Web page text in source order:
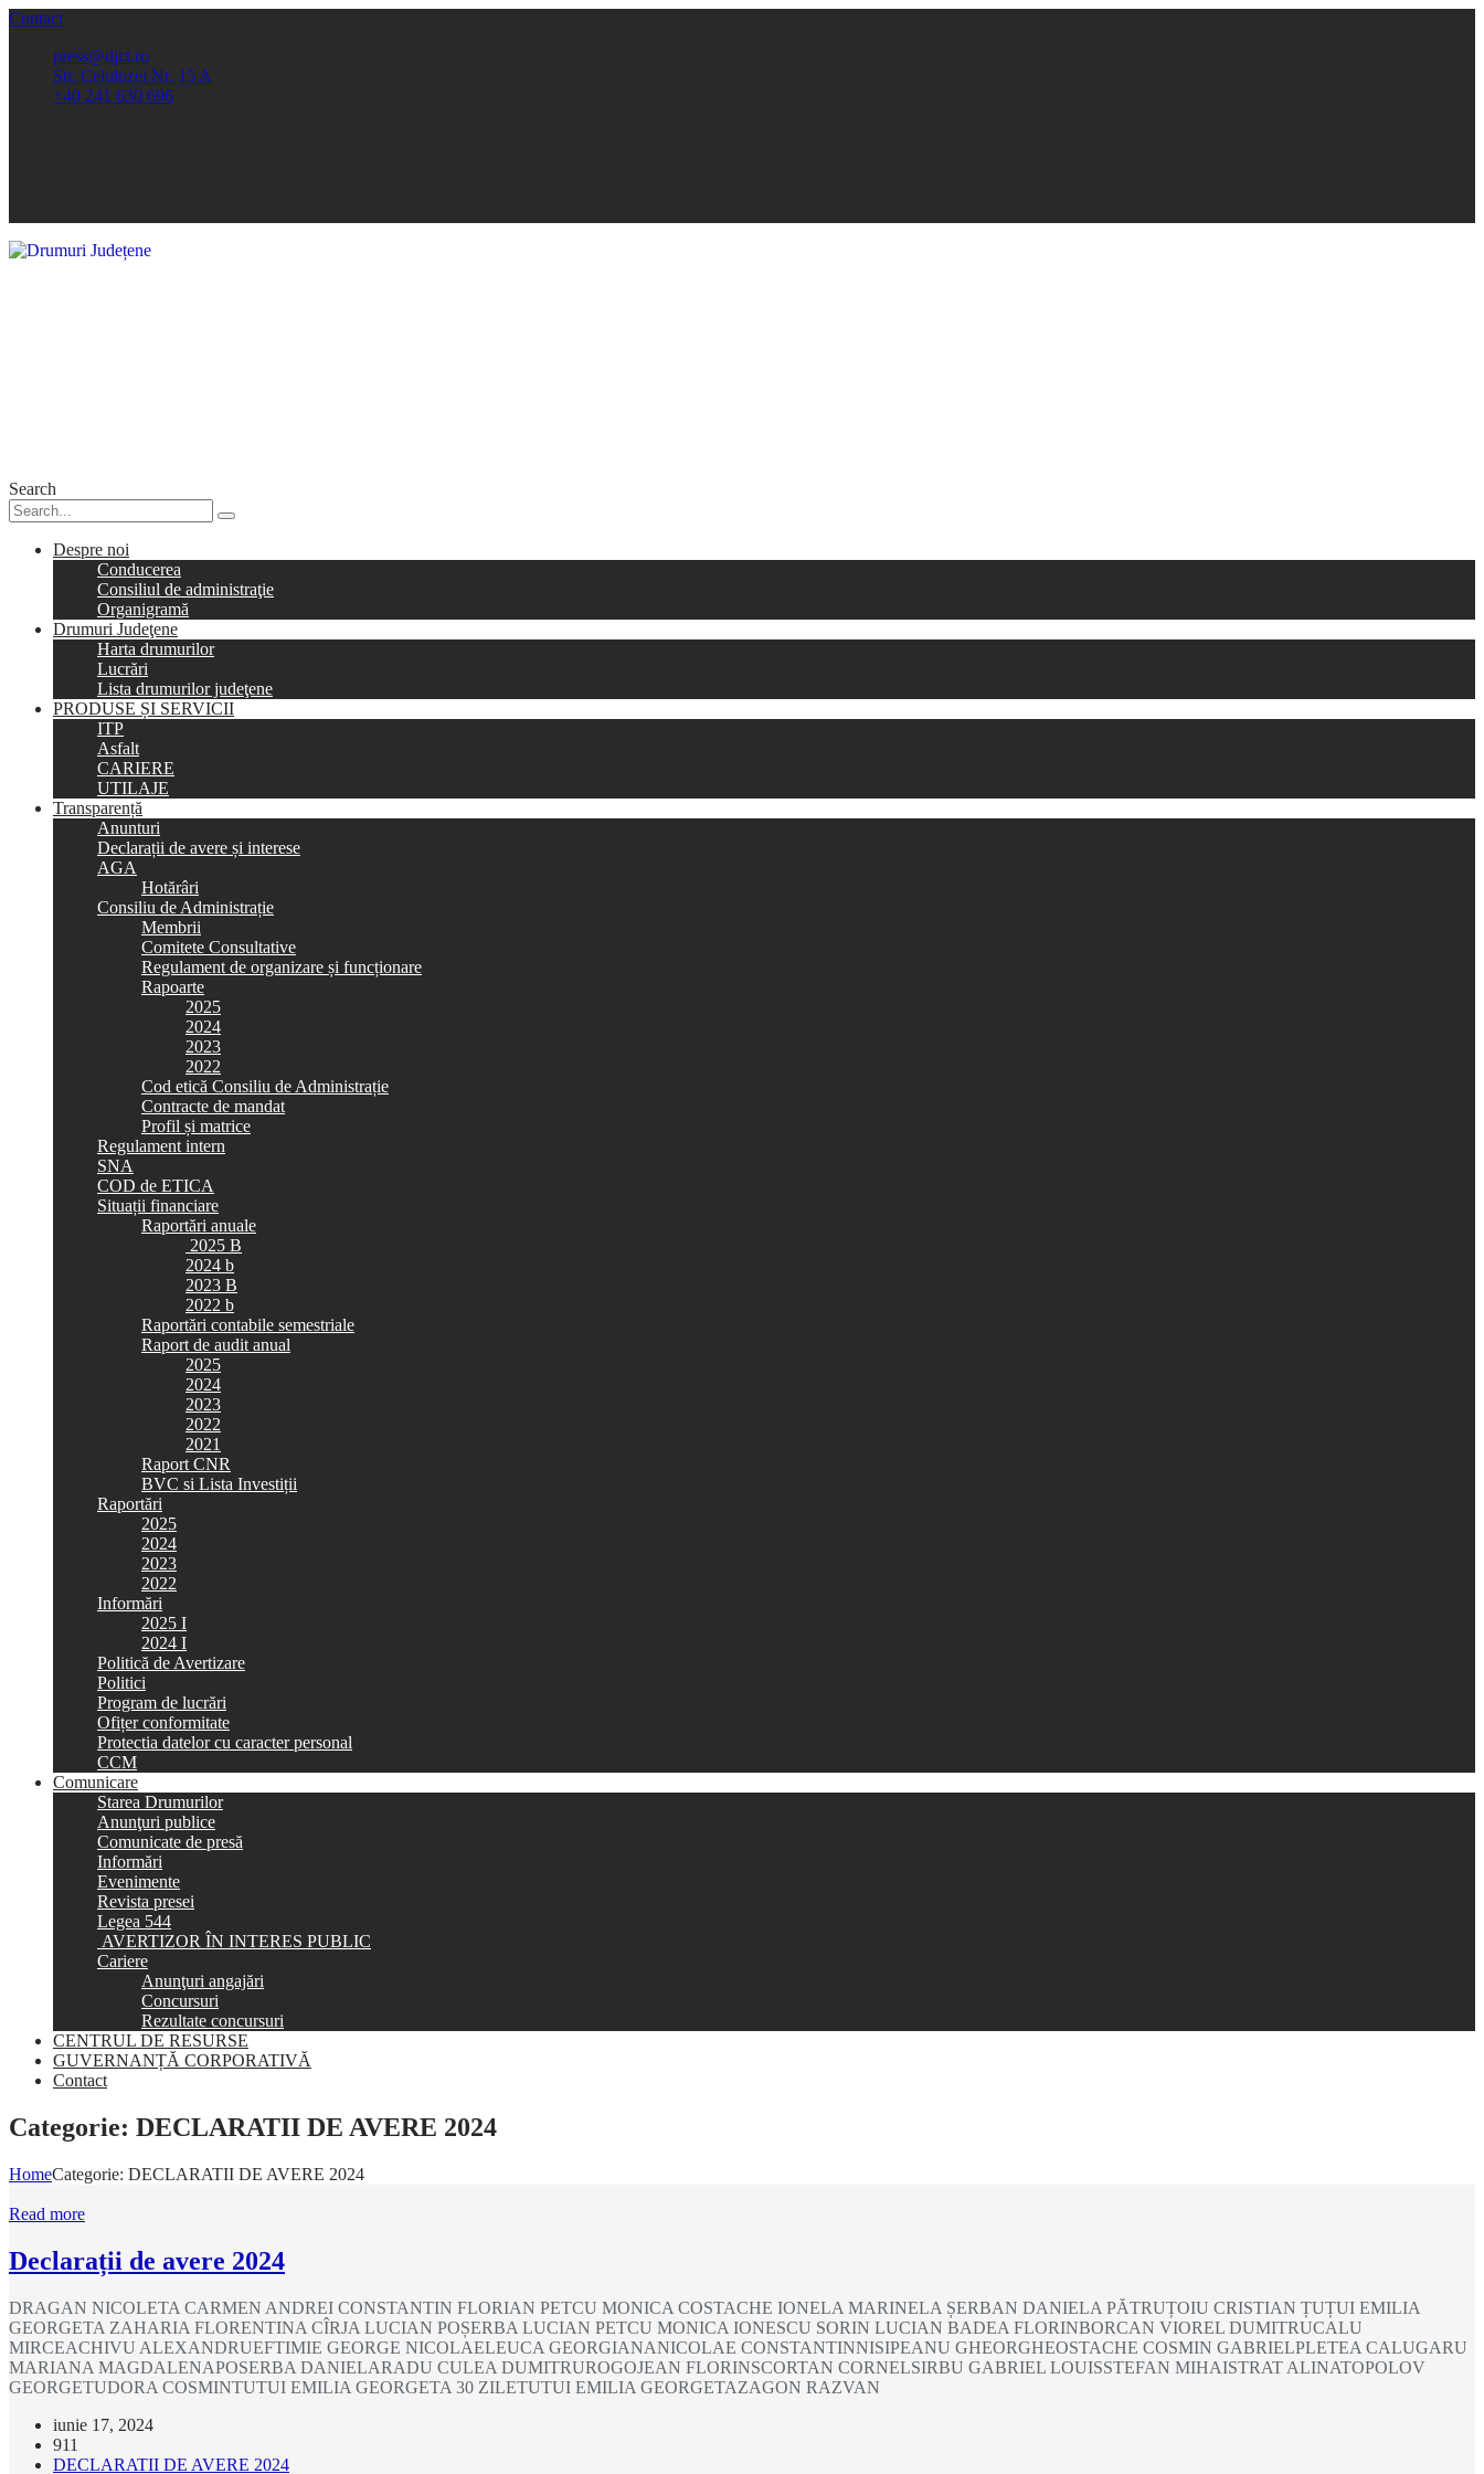
Contact
press@djct.ro
Str. Celulozei Nr. 15 A
+40 241 630 696
Search
Despre noi
Conducerea
Consiliul de administraţie
Organigramă
Drumuri Judeţene
Harta drumurilor
Lucrări
Lista drumurilor judeţene
PRODUSE ȘI SERVICII
ITP
Asfalt
CARIERE
UTILAJE
Transparență
Anunturi
Declarații de avere și interese
AGA
Hotărâri
Consiliu de Administrație
Membrii
Comitete Consultative
Regulament de organizare și funcționare
Rapoarte
2025
2024
2023
2022
Cod etică Consiliu de Administrație
Contracte de mandat
Profil și matrice
Regulament intern
SNA
COD de ETICA
Situații financiare
Raportări anuale
2025 B
2024 b
2023 B
2022 b
Raportări contabile semestriale
Raport de audit anual
2025
2024
2023
2022
2021
Raport CNR
BVC si Lista Investiții
Raportări
2025
2024
2023
2022
Informări
2025 I
2024 I
Politică de Avertizare
Politici
Program de lucrări
Ofițer conformitate
Protectia datelor cu caracter personal
CCM
Comunicare
Starea Drumurilor
Anunţuri publice
Comunicate de presă
Informări
Evenimente
Revista presei
Legea 544
AVERTIZOR ÎN INTERES PUBLIC
Cariere
Anunţuri angajări
Concursuri
Rezultate concursuri
CENTRUL DE RESURSE
GUVERNANȚĂ CORPORATIVĂ
Contact
Categorie: DECLARATII DE AVERE 2024
HomeCategorie: DECLARATII DE AVERE 2024
Read more
Declarații de avere 2024
DRAGAN NICOLETA CARMEN ANDREI CONSTANTIN FLORIAN PETCU MONICA COSTACHE IONELA MARINELA ȘERBAN DANIELA PĂTRUȚOIU CRISTIAN ȚUȚUI EMILIA
GEORGETA ZAHARIA FLORENTINA CÎRJA LUCIAN POȘERBA LUCIAN PETCU MONICA IONESCU SORIN LUCIAN BADEA FLORINBORCAN VIOREL DUMITRUCALU
MIRCEACHIVU ALEXANDRUEFTIMIE GEORGE NICOLAELEUCA GEORGIANANICOLAE CONSTANTINNISIPEANU GHEORGHEOSTACHE COSMIN GABRIELPLETEA CALUGARU
MARIANA MAGDALENAPOSERBA DANIELARADU CULEA DUMITRUROGOJEAN FLORINSCORTAN CORNELSIRBU GABRIEL LOUISSTEFAN MIHAISTRAT ALINATOPOLOV
GEORGETUDORA COSMINTUTUI EMILIA GEORGETA 30 ZILETUTUI EMILIA GEORGETAZAGON RAZVAN
iunie 17, 2024
911
DECLARATII DE AVERE 2024